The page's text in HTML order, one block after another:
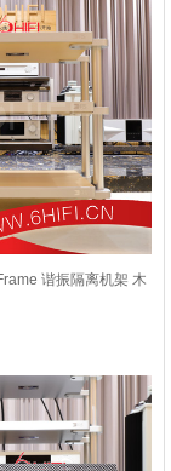
谐振隔离机架 木